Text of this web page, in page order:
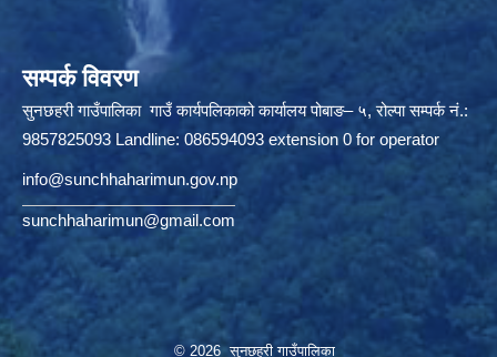
सम्पर्क विवरण
सुनछहरी गाउँपालिका गाउँ कार्यपलिकाको कार्यालय पोबाङ– ५, रोल्पा सम्पर्क नं.:
9857825093 Landline: 086594093 extension 0 for operator
info@sunchhaharimun.gov.np
sunchhaharimun@gmail.com
© 2026 सुनछहरी गाउँपालिका